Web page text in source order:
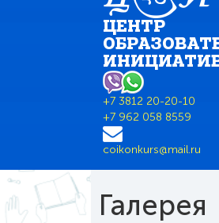
ЦЕНТР
+7 3812 20-20-10
+7 962 058 8559
coikonkurs@mail.ru
Галерея